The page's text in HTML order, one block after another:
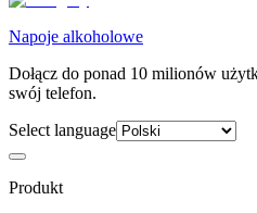
Napoje alkoholowe
Dołącz do ponad 10 milionów
swój telefon.
Select language
Produkt